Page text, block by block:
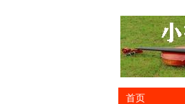
首页